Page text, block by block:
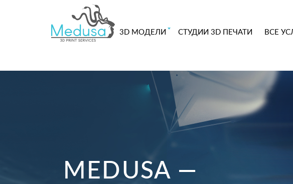
3D МОДЕЛИ СТУДИИ 3D ПЕЧАТИ ВСЕ
MEDUSA —